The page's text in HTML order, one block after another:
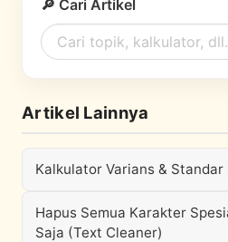
🔎 Cari Artikel
Artikel Lainnya
Kalkulator Varians &
Hapus Semua Karakter
Saja (Text Cleaner)